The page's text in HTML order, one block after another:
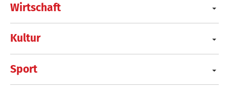
Wirtschaft
Kultur
Sport